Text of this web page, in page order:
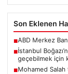
Son Eklenen
■ABD Merkez
■İstanbul
geçebilmek için
■Mohamed Salah